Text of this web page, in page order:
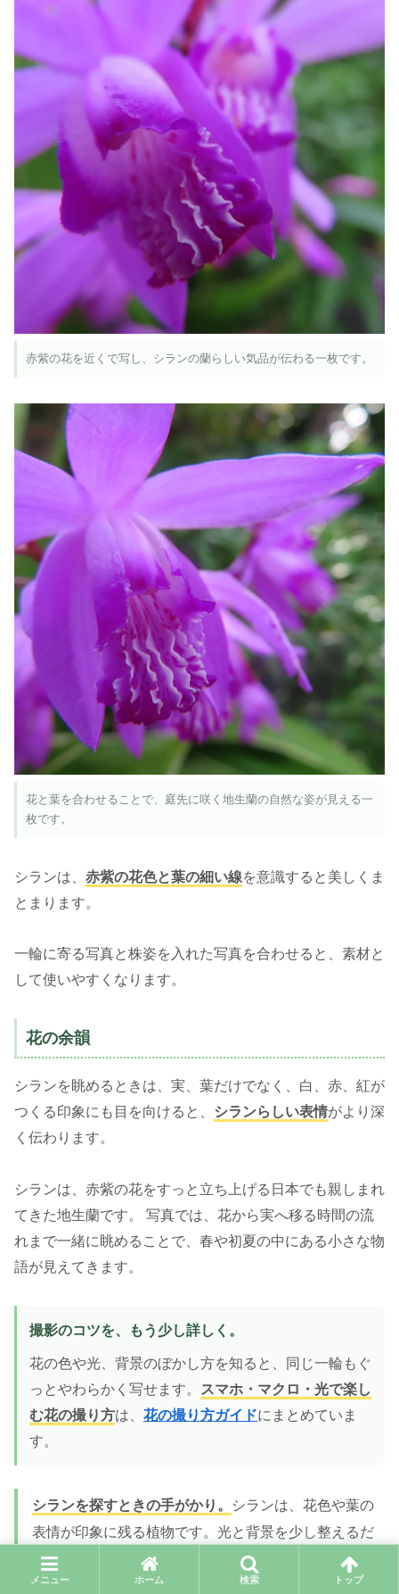
赤紫の花を近くで写し、シランの蘭らしい気品が伝わる一枚です。
花と葉を合わせることで、庭先に咲く地生蘭の自然な姿が見える一
枚です。
シランは、 赤紫の花色と葉の細い線を意識すると美しくま
とまります。
一輪に寄る写真と株姿を入れた写真を合わせると、素材と
して使いやすくなります。
花の余韻
シランを眺めるときは、実、葉だけでなく、白、赤、紅が
つくる印象にも目を向けると、
シランらしい表情がより深
く伝わります。
シランは、赤紫の花をすっと立ち上げる日本でも親しまれ
てきた地生蘭です。 写真では、花から実へ移る時間の流
れまで一緒に眺めることで、春や初夏の中にある小さな物
語が見えてきます。
撮影のコツを、もう少し詳しく。
花の色や光、背景のぼかし方を知ると、同じ一輪もぐ
っとやわらかく写せます。
スマホ・マクロ・光で楽し
む花の撮り方は、 花の撮り方ガイドにまとめていま
す。
シランを探すときの手がかり。
シランは、花色や葉の
表情が印象に残る植物です。光と背景を少し整えるだ
けで、色のやわらかさがよりきれいに見えてきます。
メニュー ホーム 検索 トップ